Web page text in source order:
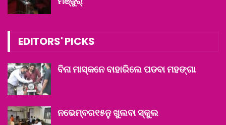
EDITORS' PICKS
ବିନା ମାସ୍କନେ ବାହାରିଲେ ପଡବା ମହଙ୍ଗା
ନଭେମ୍ବର୧୫ନୁ ଖୁଲବା ସ୍କୁଲ